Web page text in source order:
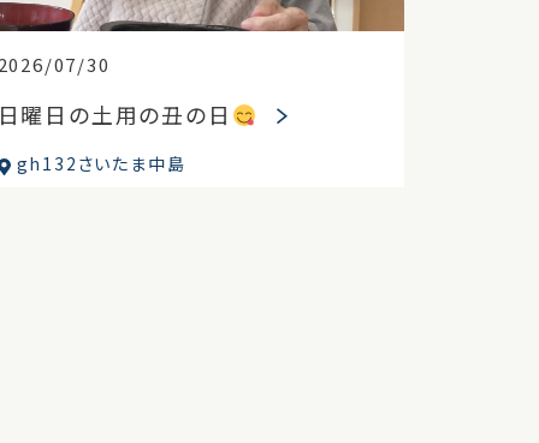
07/30
曜日の土用の丑の日
gh132さいたま中島